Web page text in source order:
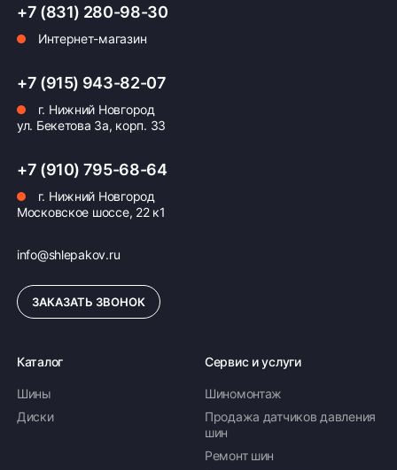
Оплата заказа
Возможна картой, наличными при получении,
также доступно оформление кредита и
+7 (831) 280-98-30
Интернет-магазин
+7 (915) 943-82-07
г. Нижний Новгород
ул. Бекетова 3а, корп. 33
+7 (910) 795-68-64
г. Нижний Новгород
Московское шоссе, 22 к1
info@shlepakov.ru
ЗАКАЗАТЬ ЗВОНОК
Каталог
Шины
Диски
Сервис и услуги
Шиномонтаж
Продажа датчиков давления
шин
Ремонт шин